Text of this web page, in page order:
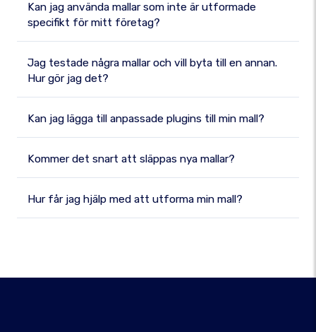
Kan jag använda mallar som inte är utformade
specifikt för mitt företag?
Jag testade några mallar och vill byta till en annan.
Hur gör jag det?
Kan jag lägga till anpassade plugins till min mall?
Kommer det snart att släppas nya mallar?
Hur får jag hjälp med att utforma min mall?